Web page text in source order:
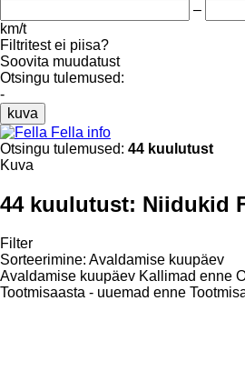
–
km/t
Filtritest ei piisa?
Soovita muudatust
Otsingu tulemused:
-
kuva
Fella info
Otsingu tulemused: 44 kuulutust
Kuva
44 kuulutust: Niidukid
Filter
Sorteerimine: Avaldamise kuupäev
Avaldamise kuupäev Kallimad enne
Tootmisaasta - uuemad enne